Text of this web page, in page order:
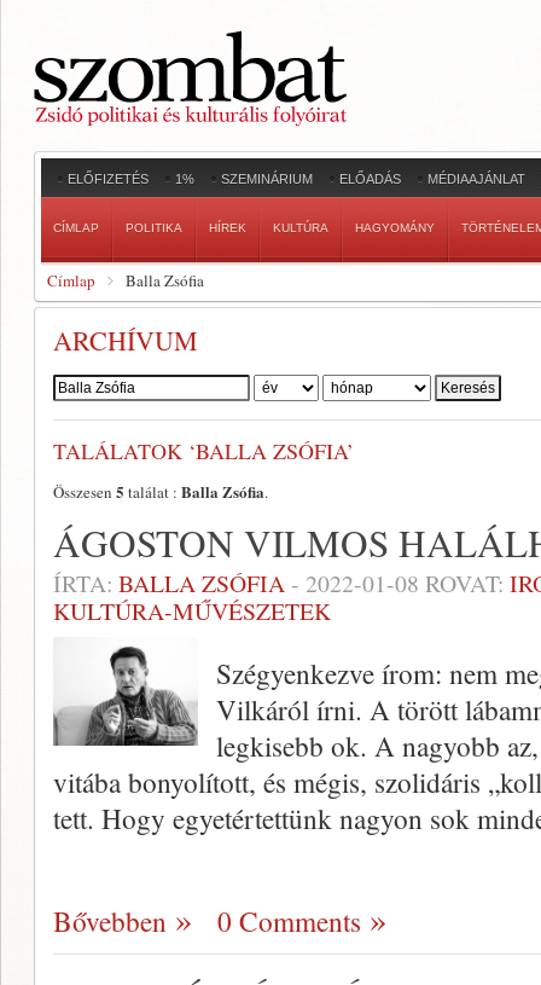
ELŐFIZETÉS 1% SZEMINÁRIUM ELŐADÁS MÉDIAAJÁNLAT
CÍMLAP POLITIKA HÍREK KULTÚRA HAGYOMÁNY
Címlap Balla Zsófia
ARCHÍVUM
Szerző:
TALÁLATOK ‘BALLA ZSÓFIA’
Összesen 5 találat : Balla Zsófia.
ÁGOSTON VILMOS
ÍRTA: BALLA ZSÓFIA- 2022-01-08 ROVAT:
KULTÚRA-MŰVÉSZETEK
Szégyenkezve írom: nem
Vilkáról írni. A törött
legkisebb ok. A nagyobb
vitába bonyolított, és mégis, szolidáris
tett. Hogy egyetértettünk nagyon sok
Bővebben 0 Comments